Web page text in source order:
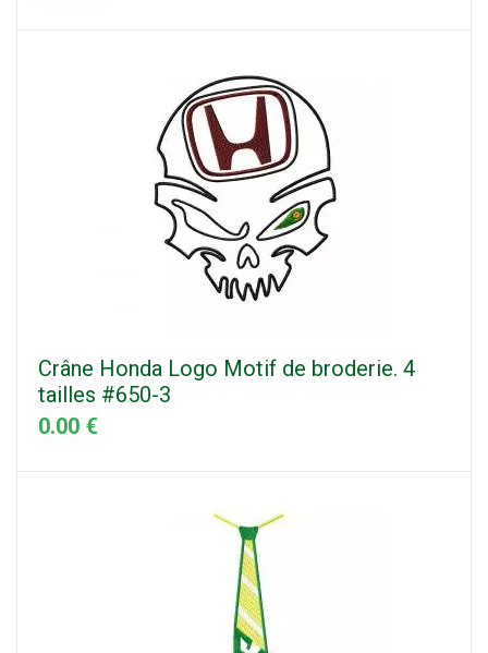
Crâne Honda Logo Motif de broderie. 4
tailles #650-3
0.00 €